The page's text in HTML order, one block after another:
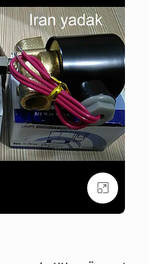
بزرگنمایی تصویر